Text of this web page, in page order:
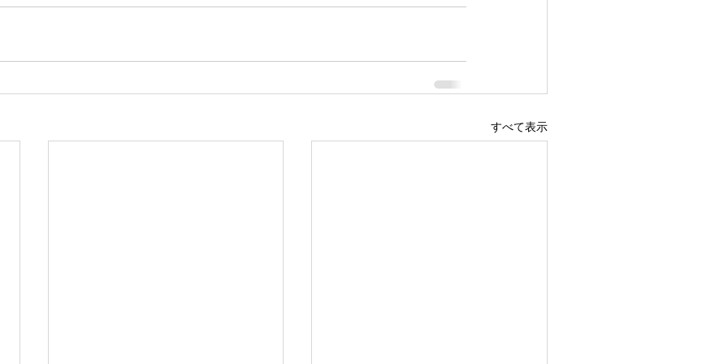
すべて表示